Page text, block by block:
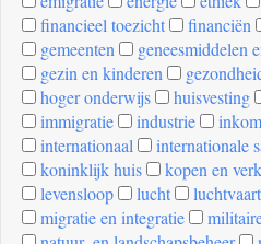
financieel toezicht
financiën
gemeenten
geneesmiddelen
gezin en kinderen
hoger onderwijs
huisvesting
immigratie
industrie
internationaal
internationale
koninklijk huis
kopen en
levensloop
lucht luchtvaart
migratie en integratie